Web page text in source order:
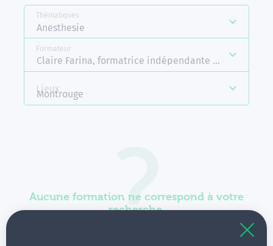
Thématiques
Anesthesie
Formateur
Claire Farina, formatrice indépendante Emergences
Lieux
Montrouge
Aucune formation ne correspond à votre
recherche.
Vous pouvez renouveler votre requête en élargissant